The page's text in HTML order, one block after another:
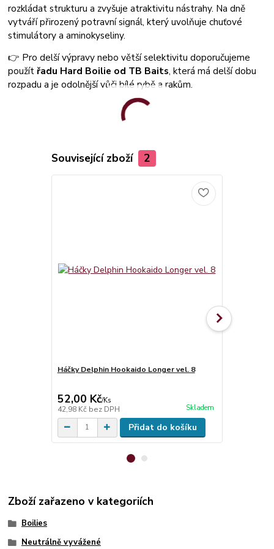
rozkládat strukturu a zvyšuje atraktivitu nástrahy. Na dně
vytváří přirozený potravní signál, který uvolňuje chuťové
stimulátory a aminokyseliny.
👉 Pro delší výpravy nebo větší selektivitu doporučujeme
použít řadu Hard Boilie od TB Baits, která má delší dobu
rozpadu a je odolnější vůči bílé rybě a rakům.
Související zboží 2
Háčky Delphin Hookaido Longer vel. 8
52,00 Kč/Ks
42,98 Kč bez DPH Skladem
Přidat do košíku
Zboží zařazeno v kategoriích
Boilies
Neutrálně vyvážené